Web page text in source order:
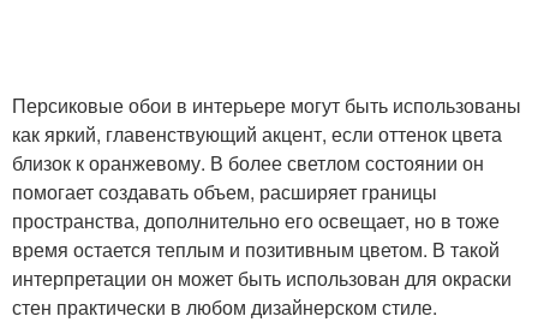
Персиковые обои в интерьере могут быть использованы
как яркий, главенствующий акцент, если оттенок цвета
близок к оранжевому. В более светлом состоянии он
помогает создавать объем, расширяет границы
пространства, дополнительно его освещает, но в тоже
время остается теплым и позитивным цветом. В такой
интерпретации он может быть использован для окраски
стен практически в любом дизайнерском стиле.